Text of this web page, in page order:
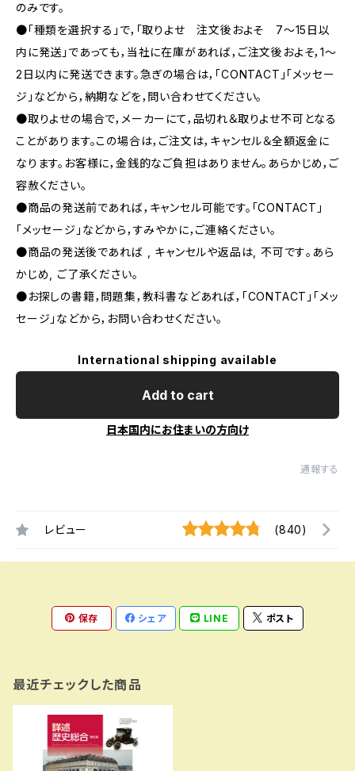
のみです。
●「種類を選択する」で，「取りよせ 注文後およそ 7〜15日以
内に発送」であっても，当社に在庫があれば，ご注文後およそ，1〜
2日以内に発送できます。急ぎの場合は，「CONTACT」「メッセー
ジ」などから，納期などを，問い合わせてください。
●取りよせの場合で，メーカーにて，品切れ＆取りよせ不可となる
ことがあります。この場合は，ご注文は，キャンセル＆全額返金に
なります。お客様に，金銭的なご負担はありません。あらかじめ，ご
容赦ください。
●商品の発送前であれば，キャンセル可能です。「CONTACT」
「メッセージ」などから，すみやかに，ご連絡ください。
●商品の発送後であれば , キャンセルや返品は, 不可です｡あら
かじめ, ご了承ください｡
●お探しの書籍，問題集，教科書などあれば，「CONTACT」「メッ
セージ」などから，お問い合わせください。
International shipping available
Add to cart
日本国内にお住まいの方向け
通報する
レビュー (840)
保存 シェア LINE ポスト
最近チェックした商品